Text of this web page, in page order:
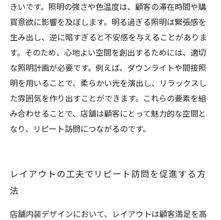
きいです。照明の強さや色温度は、顧客の滞在時間や購
買意欲に影響を及ぼします。明る過ぎる照明は緊張感を
生み出し、逆に暗すぎると不安感を与えることがありま
す。そのため、心地よい空間を創出するためには、適切
な照明計画が必要です。例えば、ダウンライトや間接照
明を用いることで、柔らかい光を演出し、リラックスし
た雰囲気を作り出すことができます。これらの要素を組
み合わせることで、店舗は顧客にとって魅力的な空間と
なり、リピート訪問につながるのです。
レイアウトの工夫でリピート訪問を促進する方
法
店舗内装デザインにおいて、レイアウトは顧客満足を高